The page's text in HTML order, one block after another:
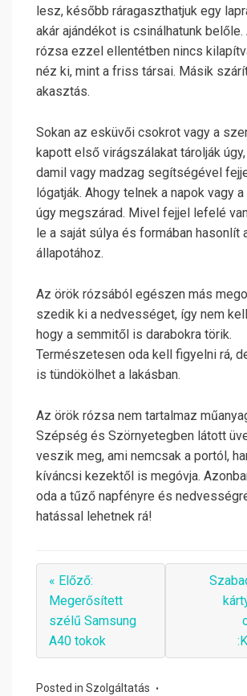
lesz, később ráragaszthatjuk egy
akár ajándékot is csinálhatunk
rózsa ezzel ellentétben nincs
néz ki, mint a friss társai. Másik
akasztás.
Sokan az esküvői csokrot vagy a
kapott első virágszálakat tárolják
damil vagy madzag segítségével
lógatják. Ahogy telnek a napok vagy
úgy megszárad. Mivel fejjel lefelé
le a saját súlya és formában hasonlít
állapotához.
Az örök rózsából egészen más
szedik ki a nedvességet, így nem
hogy a semmitől is darabokra törik.
Természetesen oda kell figyelni rá,
is tündökölhet a lakásban.
Az örök rózsa nem tartalmaz
Szépség és Szörnyetegben látott
veszik meg, ami nemcsak a portól,
kíváncsi kezektől is megóvja.
oda a tűző napfényre és
hatással lehetnek rá!
« Előző:
Megerősített
szélű Samsung
A40 tokok
Posted in Szolgáltatás